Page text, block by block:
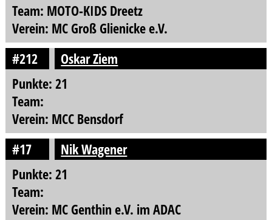
Team: MOTO-KIDS Dreetz
Verein: MC Groß Glienicke e.V.
#212
Oskar Ziem
Punkte: 21
Team:
Verein: MCC Bensdorf
#17
Nik Wagener
Punkte: 21
Team:
Verein: MC Genthin e.V. im ADAC